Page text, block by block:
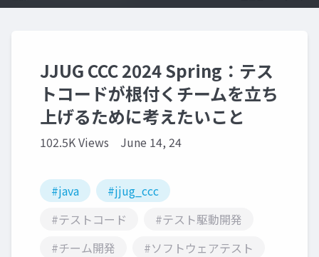
JJUG CCC 2024 Spring：テス
トコードが根付くチームを立ち
上げるために考えたいこと
102.5K Views June 14, 24
#java
#jjug_ccc
#テストコード
#テスト駆動開発
#チーム開発
#ソフトウェアテスト